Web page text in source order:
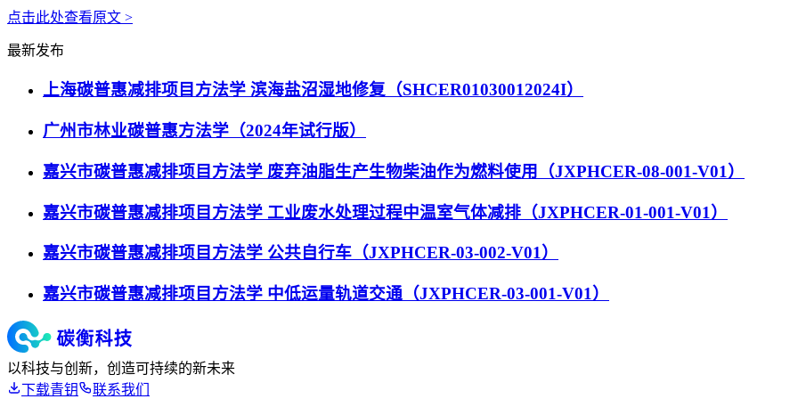
点击此处查看原文 >
最新发布
上海碳普惠减排项目方法学 滨海盐沼湿地修复（SHCER01030012024I）
广州市林业碳普惠方法学（2024年试行版）
嘉兴市碳普惠减排项目方法学 废弃油脂生产生物柴油作为燃料使用（JXPHCER-08-001-V01）
嘉兴市碳普惠减排项目方法学 工业废水处理过程中温室气体减排（JXPHCER-01-001-V01）
嘉兴市碳普惠减排项目方法学 公共自行车（JXPHCER-03-002-V01）
嘉兴市碳普惠减排项目方法学 中低运量轨道交通（JXPHCER-03-001-V01）
以科技与创新，创造可持续的新未来
下载青钥
联系我们